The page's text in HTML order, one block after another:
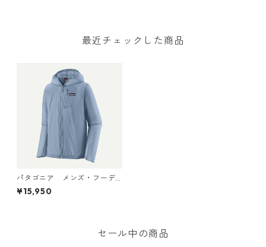
最近チェックした商品
パタゴニア メンズ・フーデ
ィニ・ジャケット (カラー Fl
eck Blue) Patagonia Men's
¥15,950
セール中の商品